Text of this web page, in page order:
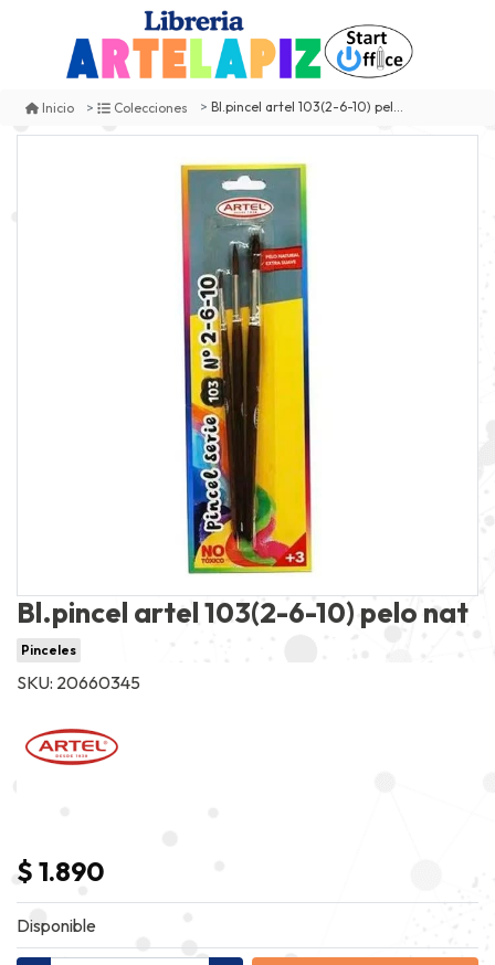
Inicio Colecciones Bl.pincel artel 103(2-6-10) pelo nat
Bl.pincel artel 103(2-6-10) pelo nat
Pinceles
SKU: 20660345
$ 1.890
Disponible